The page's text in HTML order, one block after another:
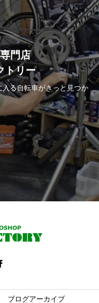
門店
トリー
る自転車がきっと見つか
ブログアーカイブ